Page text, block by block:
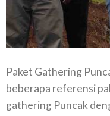
Paket Gathering
beberapa referensi
gathering Puncak